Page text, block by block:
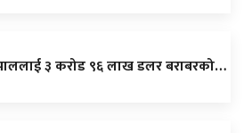
३ करोड ९६ लाख डलर बराबरको…